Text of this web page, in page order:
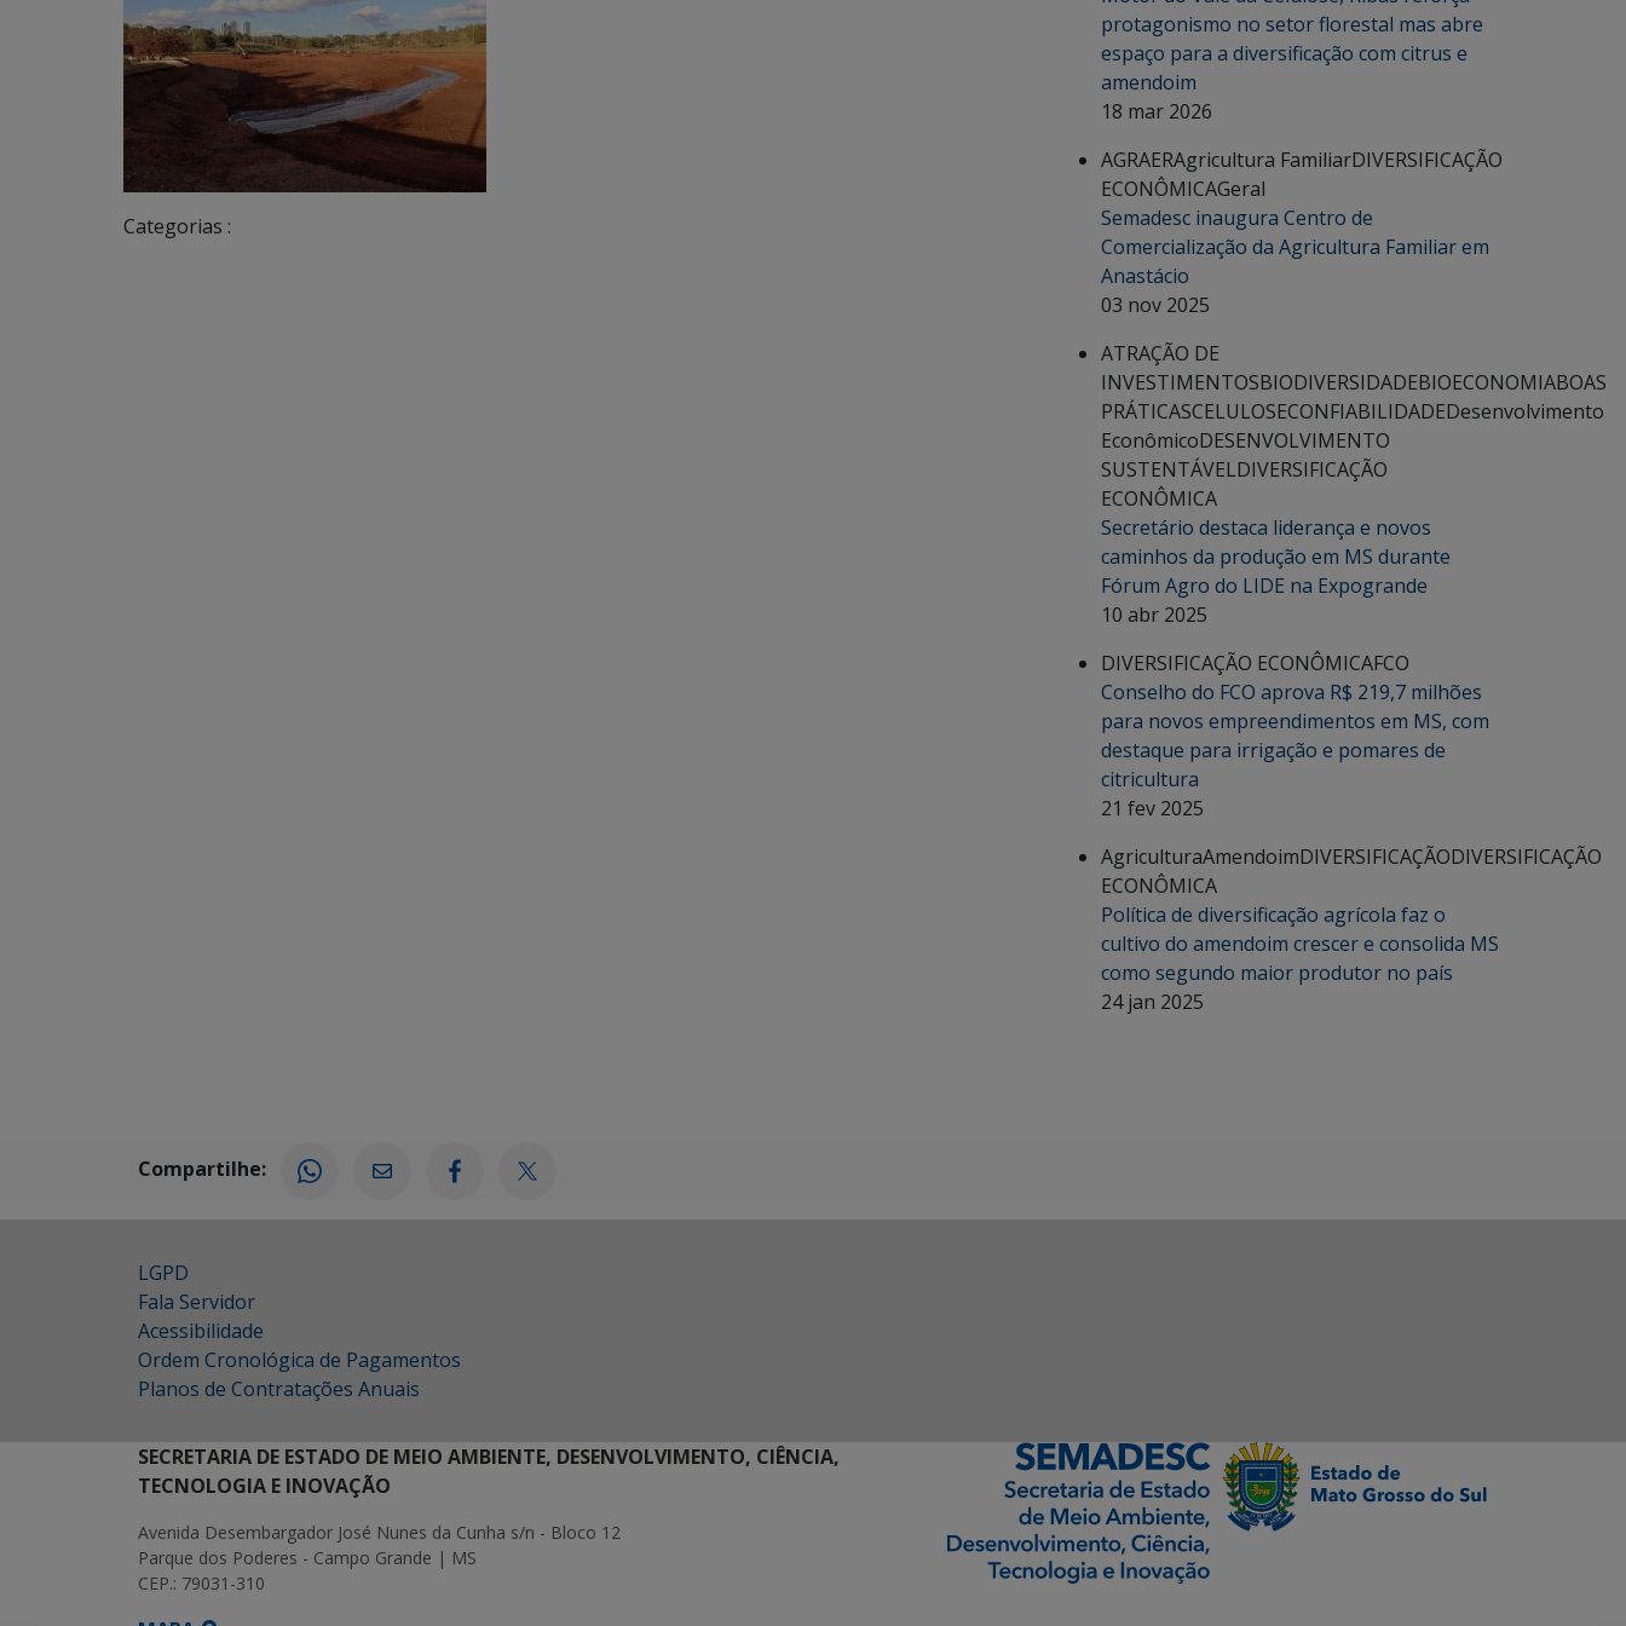
Categorias :
protagonismo no setor florestal mas abre
espaço para a diversificação com citrus e
amendoim
18 mar 2026
AGRAERAgricultura FamiliarDIVERSIFICAÇÃO
ECONÔMICAGeral
Semadesc inaugura Centro de
Comercialização da Agricultura Familiar em
Anastácio
03 nov 2025
ATRAÇÃO DE
INVESTIMENTOSBIODIVERSIDADEBIOECONOMIABOAS
PRÁTICASCELULOSECONFIABILIDADEDesenvolvimento
EconômicoDESENVOLVIMENTO
SUSTENTÁVELDIVERSIFICAÇÃO
ECONÔMICA
Secretário destaca liderança e novos
caminhos da produção em MS durante
Fórum Agro do LIDE na Expogrande
10 abr 2025
DIVERSIFICAÇÃO ECONÔMICAFCO
Conselho do FCO aprova R$ 219,7 milhões
para novos empreendimentos em MS, com
destaque para irrigação e pomares de
citricultura
21 fev 2025
AgriculturaAmendoimDIVERSIFICAÇÃODIVERSIFICAÇÃO
ECONÔMICA
Política de diversificação agrícola faz o
cultivo do amendoim crescer e consolida MS
como segundo maior produtor no país
24 jan 2025
Compartilhe:
LGPD
Fala Servidor
Acessibilidade
Ordem Cronológica de Pagamentos
Planos de Contratações Anuais
SECRETARIA DE ESTADO DE MEIO AMBIENTE, DESENVOLVIMENTO, CIÊNCIA,
TECNOLOGIA E INOVAÇÃO
Avenida Desembargador José Nunes da Cunha s/n - Bloco 12
Parque dos Poderes - Campo Grande | MS
CEP.: 79031-310